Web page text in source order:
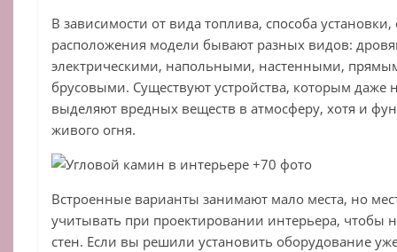
В зависимости от вида топлива, способа установки,
расположения модели бывают разных видов:
электрическими, напольными, настенными,
брусовыми. Существуют устройства, которым
выделяют вредных веществ в атмосферу, хотя и
живого огня.
Встроенные варианты занимают мало места, но
учитывать при проектировании интерьера, чтобы
стен. Если вы решили установить оборудование